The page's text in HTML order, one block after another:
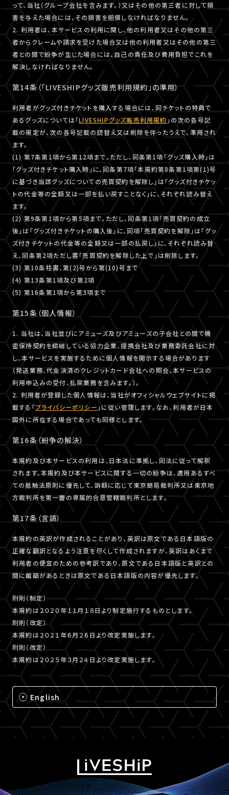
って、当社（グループ会社を含みます。）又はその他の第三者に対して損
害を与えた場合には、その損害を賠償しなければなりません。
2. 利用者は、本サービスの利用に関し、他の利用者又はその他の第三
者からクレームや請求を受けた場合又は他の利用者又はその他の第三
者との間で紛争が生じた場合には、自己の責任及び費用負担でこれを
解決しなければなりません。
第14条（「LIVESHIPグッズ販売利用規約」の準用）
利用者がグッズ付きチケットを購入する場合には、同チケットの特典で
あるグッズについては「LIVESHIPグッズ販売利用規約 」の次の各号記
載の規定が、次の各号記載の読替え又は削除を伴ったうえで、準用され
ます。
(1) 第7条第1項から第12項まで。ただし、同条第1項「グッズ購入時」は
「グッズ付きチケット購入時」に、同条第7項「本規約第8条第1項第(1)号
に基づき当該グッズについての売買契約を解除し」は「グッズ付きチケッ
トの代金等の全額又は一部を払い戻すことなく」に、それぞれ読み替え
ます。
(2) 第9条第1項から第5項まで。ただし、同条第1項「売買契約の成立
後」は「グッズ付きチケットの購入後」に、同項「売買契約を解除」は「グッ
ズ付きチケットの代金等の全額又は一部の払戻し」に、それぞれ読み替
え、同条第2項ただし書「売買契約を解除した上で」は削除します。
(3) 第10条柱書、第(2)号から第(10)号まで
(4) 第13条第1項及び第2項
(5) 第16条第1項から第3項まで
第15条（個人情報）
1. 当社は、当社並びにアミューズ及びアミューズの子会社との間で機
密保持契約を締結している協力企業、提携会社及び業務委託会社に対
し、本サービスを実施するために個人情報を開示する場合があります
（発送業務、代金決済のクレジットカード会社への照会、本サービスの
利用申込みの受付、払戻業務を含みます。）。
2. 利用者が登録した個人情報は、当社がオフィシャルウェブサイトに掲
載する「プライバシーポリシー 」に従い管理します。なお、利用者が日本
国外に所在する場合であっても同様とします。
第16条（紛争の解決）
本規約及び本サービスの利用は、日本法に準拠し、同法に従って解釈
されます。本規約及び本サービスに関する一切の紛争は、適用あるすべ
ての抵触法原則に優先して、訴額に応じて東京簡易裁判所又は東京地
方裁判所を第一審の専属的合意管轄裁判所とします。
第17条（言語）
本規約の英訳が作成されることがあり、英訳は原文である日本語版の
正確な翻訳となるよう注意を尽くして作成されますが、英訳はあくまで
利用者の便宜のための参考訳であり、原文である日本語版と英訳との
間に齟齬があるときは原文である日本語版の内容が優先します。
附則（制定）
本規約は２０２０年１１月１８日より制定施行するものとします。
附則（改定）
本規約は２０２１年６月２６日より改定実施します。
附則（改定）
本規約は２０２５年３月２４日より改定実施します。
English